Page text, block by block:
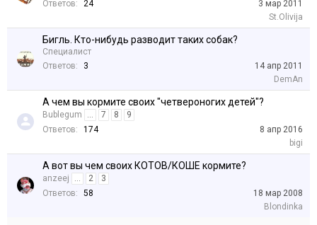
Ответов:
24
3 мар 2011
St.Olivija
Бигль. Кто-нибудь разводит таких собак?
Специалист
Ответов:
3
14 апр 2011
DemAn
А чем вы кормите своих "четвероногих детей"?
Bublegum ... 7 8
9
Ответов:
174
8 апр 2016
bigi
А вот вы чем своих КОТОВ/КОШЕ кормите?
anzeej ... 2
3
Ответов:
58
18 мар 2008
Blondinka